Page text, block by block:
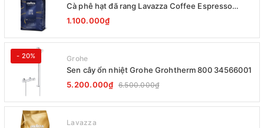
Cà phê hạt đã rang Lavazza Coffee Espresso
Super Crema 1000g Date 12-2027
1.100.000₫
- 20% Grohe
Sen cây ổn nhiệt Grohe Grohtherm 800 34566001
5.200.000₫ 6.500.000₫
Lavazza